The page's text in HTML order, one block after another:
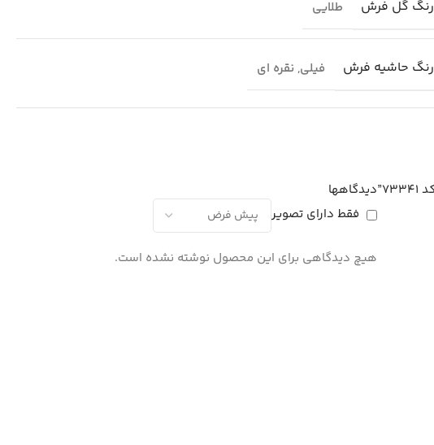
رنگ گل فرش طلایی
رنگ حاشیه فرش فیلی, نقره ای
دیدگاهها
فقط دارای تصویر
هیچ دیدگاهی برای این محصول نوشته نشده است.